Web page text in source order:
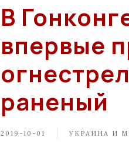
В
впервые
раненый
2019-10-01 УКРАИНА И